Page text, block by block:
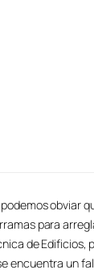
obviar
para
de Edificios,
encuentra un